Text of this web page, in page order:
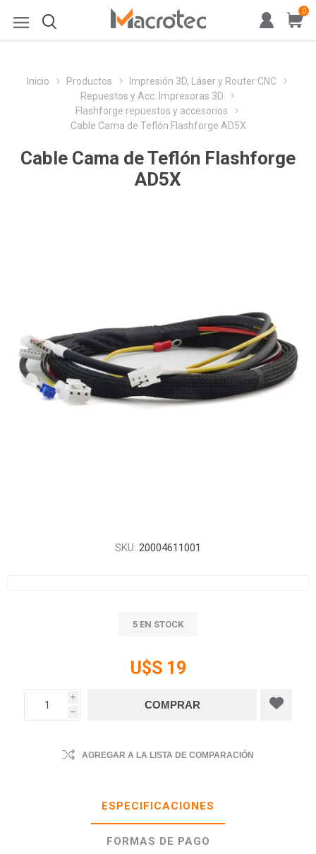
0
Inicio Productos
Impresión 3D, Láser y Router CNC
Repuestos y Acc. Impresoras 3D
Flashforge repuestos y accesorios
Cable Cama de Teflón Flashforge AD5X
Cable Cama de Teflón Flashforge
AD5X
SKU: 20004611001
5 EN STOCK
U$S 19
i
h
AGREGAR A LA LISTA DE COMPARACIÓN
ESPECIFICACIONES
FORMAS DE PAGO